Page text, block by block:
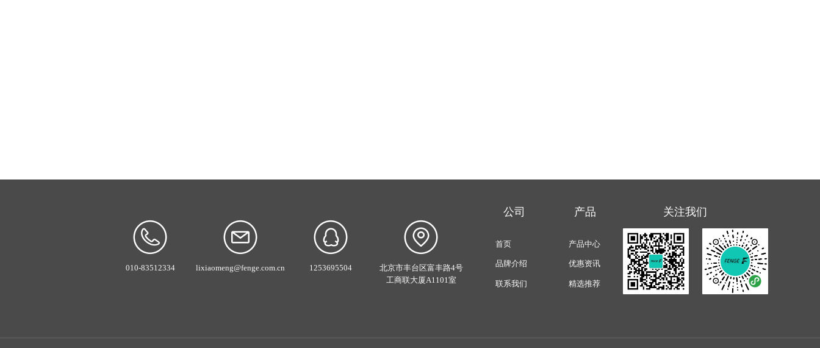
公司 产品 关注我们
首页
品牌介绍
联系我们
产品中心
优惠资讯
精选推荐
010-83512334 lixiaomeng@fenge.com.cn 1253695504
北京市丰台区富丰路4号
工商联大厦A1101室